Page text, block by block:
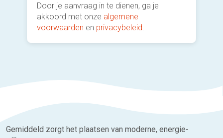
Door je aanvraag in te dienen, ga je
akkoord met onze algemene
voorwaarden en privacybeleid.
Gemiddeld zorgt het plaatsen van moderne, energie-